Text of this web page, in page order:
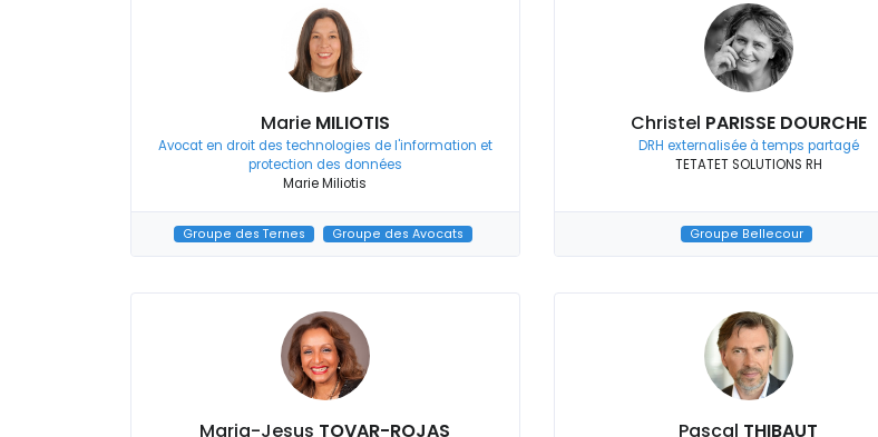
Marie MILIOTIS
Avocat en droit des technologies de l'information et
protection des données
Marie Miliotis
Groupe des Ternes Groupe des Avocats
Christel PARISSE DOURCHE
DRH externalisée à temps partagé
TETATET SOLUTIONS RH
Groupe Bellecour
Maria-Jesus TOVAR-ROJAS Pascal THIBAUT